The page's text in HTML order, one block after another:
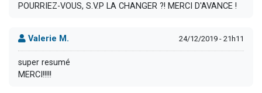
POURRIEZ-VOUS, S.V.P LA CHANGER ?! MERCI D'AVANCE !
Valerie M. 24/12/2019 - 21h11
super resumé
MERCI!!!!!